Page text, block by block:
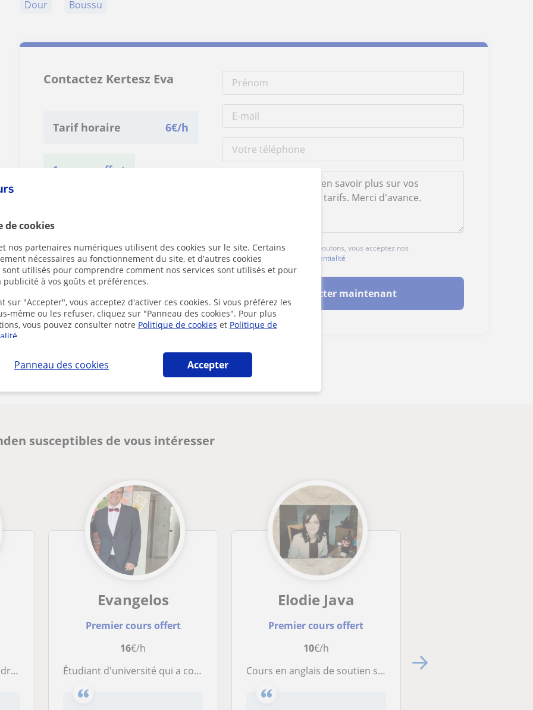
de cookies
nos partenaires numériques utilisent des cookies sur le site. Certains
nécessaires au fonctionnement du site, et d'autres cookies
utilisés pour comprendre comment nos services sont utilisés et pour
publicité à vos goûts et préférences.
sur "Accepter", vous acceptez d'activer ces cookies. Si vous préférez les
même ou les refuser, cliquez sur "Panneau des cookies". Pour plus
vous pouvez consulter notre Politique de cookies et Politique de
.
Panneau des cookies Accepter
Dour
Boussu
Contactez Kertesz Eva
Tarif horaire 6€/h
1er cours offert
En cliquant sur l'un des deux boutons, vous acceptez nos
mentions légales
confidentialité
Contacter maintenant
Des problèmes avec ce profil ?Signalez-le
susceptibles de vous intéresser
Evangelos
Premier cours offert
16€/h
Étudiant d'université qui a commencé a suivre des cours d'anglais depuis la première primaire
Elodie Java
Premier cours offert
10€/h
Cours en anglais de soutien scolaire, aide au devoir au rattrapage, ou donner des cours pour pouvoir parler l’anglais